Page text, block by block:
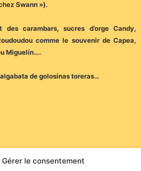
Gérer le consentement
Swann »).
carambars, sucres d’orge Candy,
comme le souvenir de Capea,
Miguelín….
de golosinas toreras…